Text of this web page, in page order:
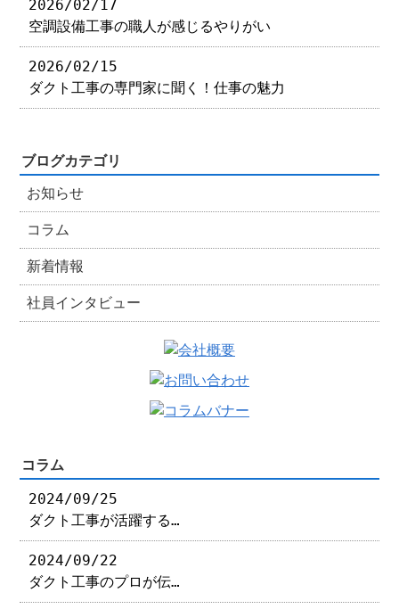
2026/02/17
空調設備工事の職人が感じるやりがい
2026/02/15
ダクト工事の専門家に聞く！仕事の魅力
ブログカテゴリ
お知らせ
コラム
新着情報
社員インタビュー
コラム
2024/09/25
ダクト工事が活躍する…
2024/09/22
ダクト工事のプロが伝…